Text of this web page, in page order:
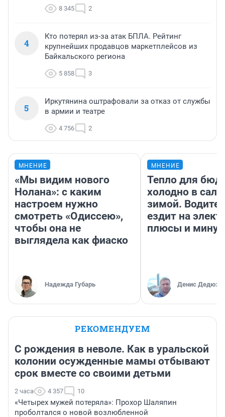
8 345 2
4
Кто потерял из-за атак БПЛА. Рейтинг
крупнейших продавцов маркетплейсов из
Байкальского региона
5 858 3
5
Иркутянина оштрафовали за отказ от службы
в армии и театре
4 756 2
МНЕНИЕ
«Мы видим нового
Нолана»: с каким
настроем нужно
смотреть «Одиссею»,
чтобы она не
выглядела как фиаско
Надежда Губарь
МНЕНИЕ
Тепло для
холодно в
зимой.
ездит на
плюсы и
Денис
РЕКОМЕНДУЕМ
С рождения в неволе. Как в уральской
колонии осужденные мамы отбывают
срок вместе со своими детьми
2 часа 4 357 10
«Четырех мужей потеряла»: Прохор Шаляпин
проболтался о новой возлюбленной